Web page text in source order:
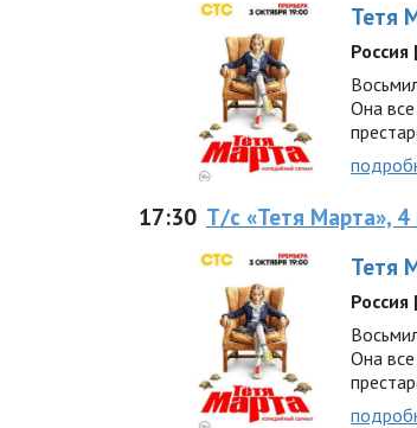
Тетя
Она
17:30 Т/с «Тетя Марта», 4
Тетя
Она